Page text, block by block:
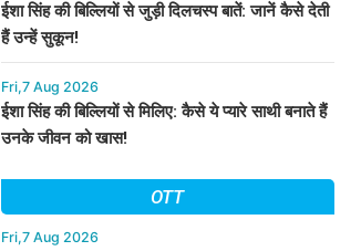
ईशा सिंह की बिल्लियों से जुड़ी दिलचस्प बातें: जानें कैसे देती
हैं उन्हें सुकून!
Fri,7 Aug 2026
ईशा सिंह की बिल्लियों से मिलिए: कैसे ये प्यारे साथी बनाते हैं
उनके जीवन को खास!
OTT
Fri,7 Aug 2026